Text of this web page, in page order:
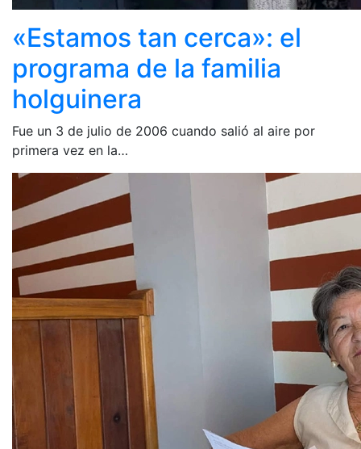
«Estamos tan cerca»: el
programa de la familia
holguinera
Fue un 3 de julio de 2006 cuando salió al aire por
primera vez en la…